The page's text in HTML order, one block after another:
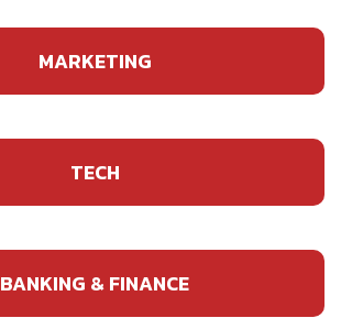
MARKETING
TECH
BANKING & FINANCE